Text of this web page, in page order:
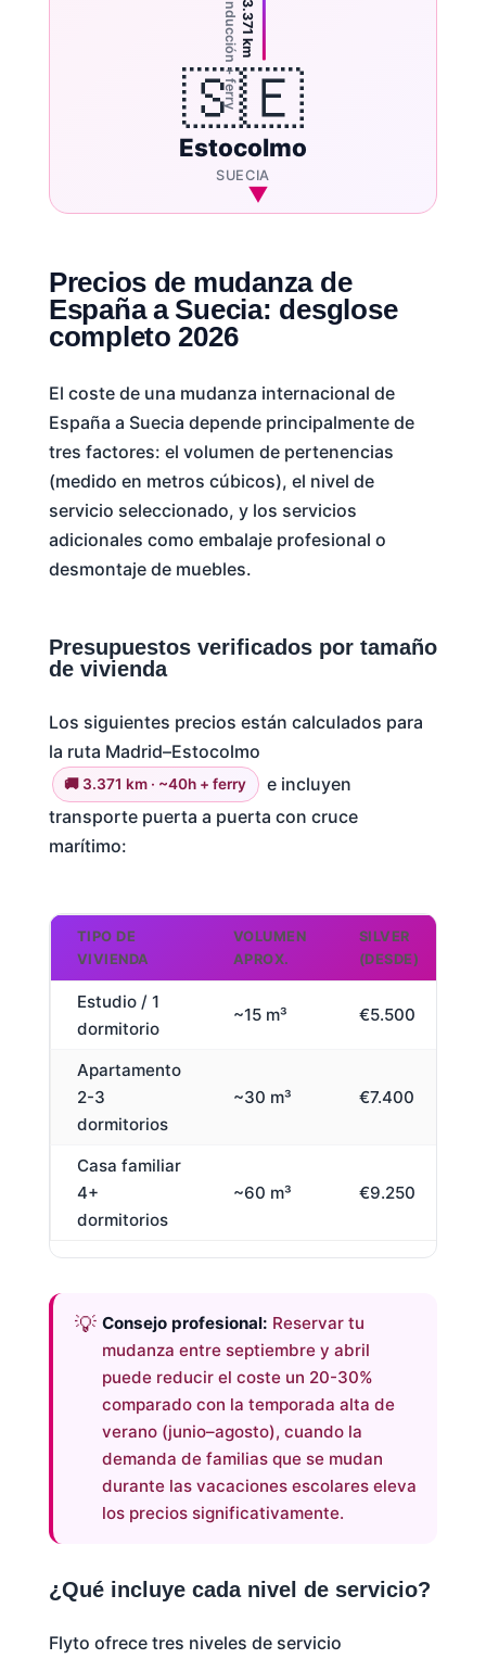
3.371 km
🇸🇪
Estocolmo
SUECIA
Precios de mudanza de
España a Suecia: desglose
completo 2026
El coste de una mudanza internacional de
España a Suecia depende principalmente de
tres factores: el volumen de pertenencias
(medido en metros cúbicos), el nivel de
servicio seleccionado, y los servicios
adicionales como embalaje profesional o
desmontaje de muebles.
Presupuestos verificados por tamaño
de vivienda
Los siguientes precios están calculados para
la ruta Madrid–Estocolmo
🚚 3.371 km · ~40h + ferry
e incluyen
transporte puerta a puerta con cruce
marítimo:
TIPO DE
VIVIENDA
VOLUMEN
APROX.
SILVER
(DESDE)
Estudio / 1
dormitorio
~15 m³ €5.500
Apartamento
2-3
dormitorios
~30 m³ €7.400
Casa familiar
4+
dormitorios
~60 m³ €9.250
Consejo profesional: Reservar tu
mudanza entre septiembre y abril
puede reducir el coste un 20-30%
comparado con la temporada alta de
verano (junio–agosto), cuando la
demanda de familias que se mudan
durante las vacaciones escolares eleva
los precios significativamente.
¿Qué incluye cada nivel de servicio?
Flyto ofrece tres niveles de servicio